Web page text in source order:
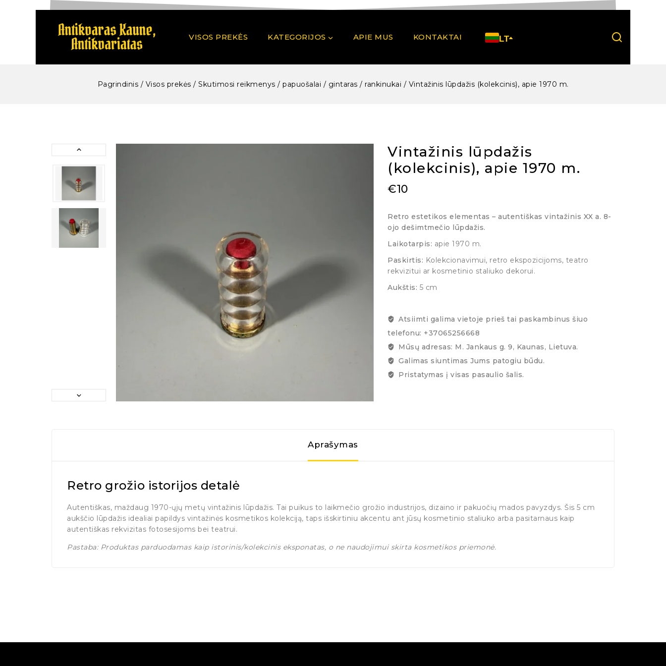
VISOS PREKĖS KATEGORIJOS APIE MUS KONTAKTAI LT
Pagrindinis / Visos prekės / Skutimosi reikmenys / papuošalai / gintaras / rankinukai / Vintažinis lūpdažis (kolekcinis), apie 1970 m.
Vintažinis lūpdažis
(kolekcinis), apie 1970 m.
€10
Retro estetikos elementas – autentiškas vintažinis XX a. 8-
ojo dešimtmečio lūpdažis.
Laikotarpis: apie 1970 m.
Paskirtis: Kolekcionavimui, retro ekspozicijoms, teatro
rekvizitui ar kosmetinio staliuko dekorui.
Aukštis: 5 cm
Atsiimti galima vietoje prieš tai paskambinus šiuo
telefonu: +37065256668
Mūsų adresas: M. Jankaus g. 9, Kaunas, Lietuva.
Galimas siuntimas Jums patogiu būdu.
Pristatymas į visas pasaulio šalis.
Aprašymas
Retro grožio istorijos detalė
Autentiškas, maždaug 1970-ųjų metų vintažinis lūpdažis. Tai puikus to laikmečio grožio industrijos, dizaino ir pakuočių mados pavyzdys. Šis 5 cm
aukščio lūpdažis idealiai papildys vintažinės kosmetikos kolekciją, taps išskirtiniu akcentu ant jūsų kosmetinio staliuko arba pasitarnaus kaip
autentiškas rekvizitas fotosesijoms bei teatrui.
Pastaba: Produktas parduodamas kaip istorinis/kolekcinis eksponatas, o ne naudojimui skirta kosmetikos priemonė.